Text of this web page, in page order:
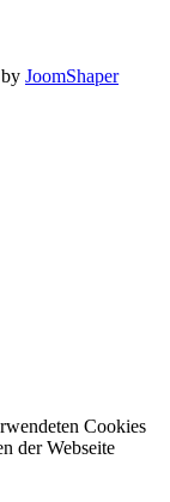
JoomShaper
Cookies
der Webseite